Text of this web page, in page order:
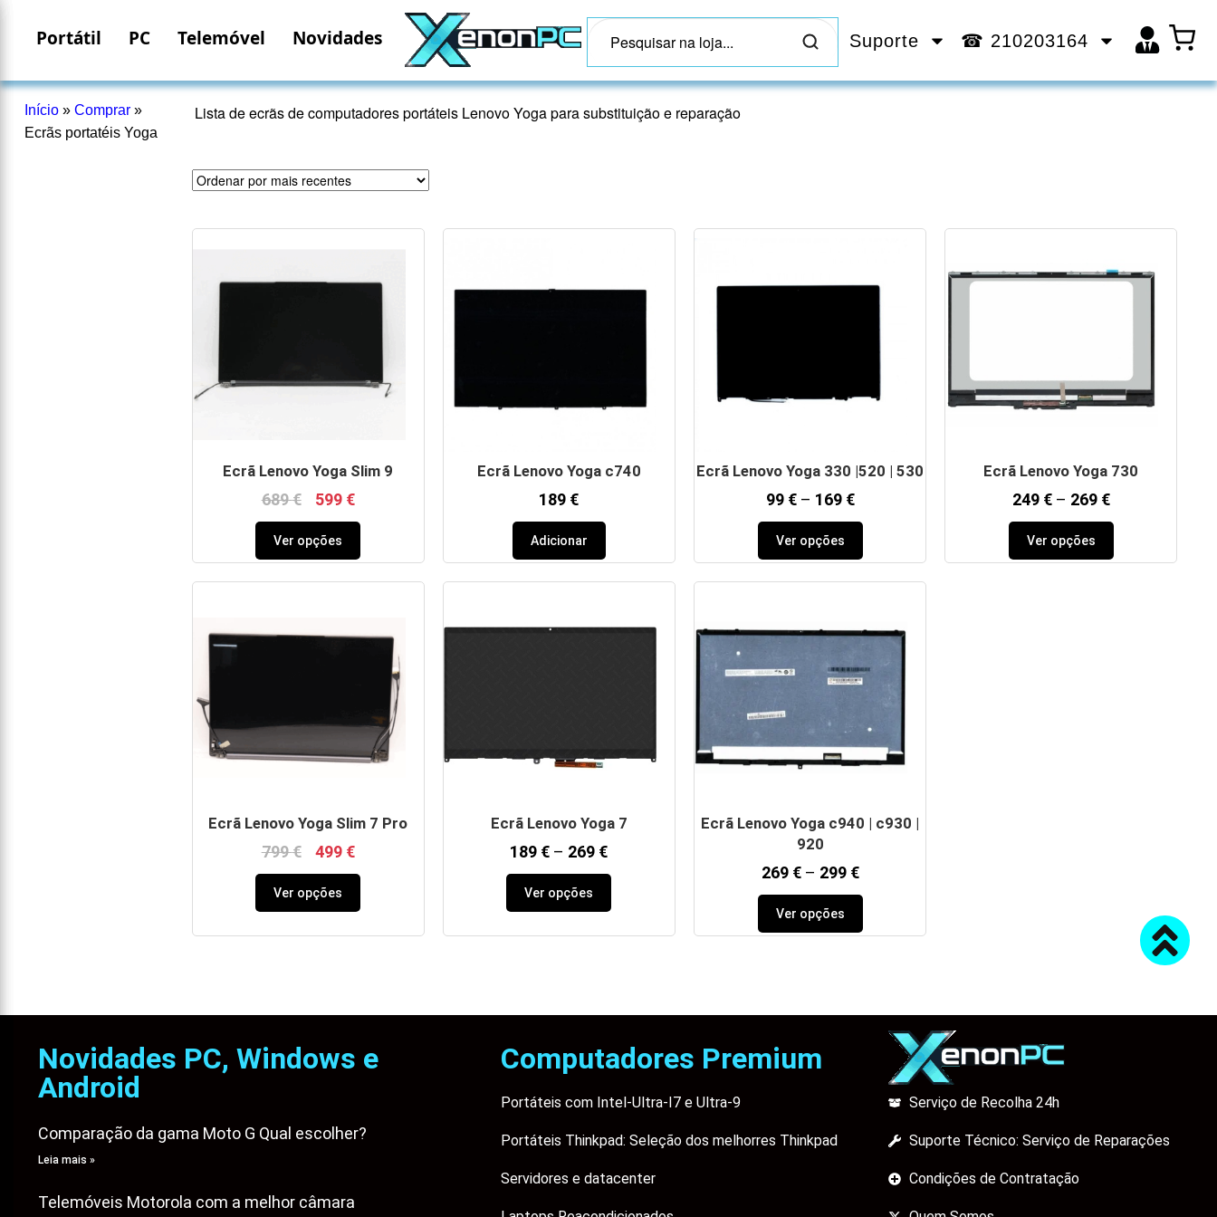
Portátil PC Telemóvel Novidades Suporte ☎ 210203164
Início »Comprar »
Ecrãs portatéis Yoga
Lista de ecrãs de computadores portáteis Lenovo Yoga para substituição e reparação
Ecrã Lenovo Yoga Slim 9
689€ 599 €
Ver opções
Ecrã Lenovo Yoga c740
189 €
Adicionar
Ecrã Lenovo Yoga 330 |520 | 530
99 € – 169 €
Ver opções
Ecrã Lenovo Yoga 730
249 € – 269 €
Ver opções
Ecrã Lenovo Yoga Slim 7 Pro
799€ 499 €
Ver opções
Ecrã Lenovo Yoga 7
189 € – 269 €
Ver opções
Ecrã Lenovo Yoga c940 | c930 |
920
269 € – 299 €
Ver opções
Novidades PC, Windows e
Android
Comparação da gama Moto G Qual escolher?
Leia mais »
Telemóveis Motorola com a melhor câmara
Computadores Premium
Portáteis com Intel-Ultra-I7 e Ultra-9
Portáteis Thinkpad: Seleção dos melhorres Thinkpad
Servidores e datacenter
Serviço de Recolha 24h
Suporte Técnico: Serviço de Reparações
Condições de Contratação